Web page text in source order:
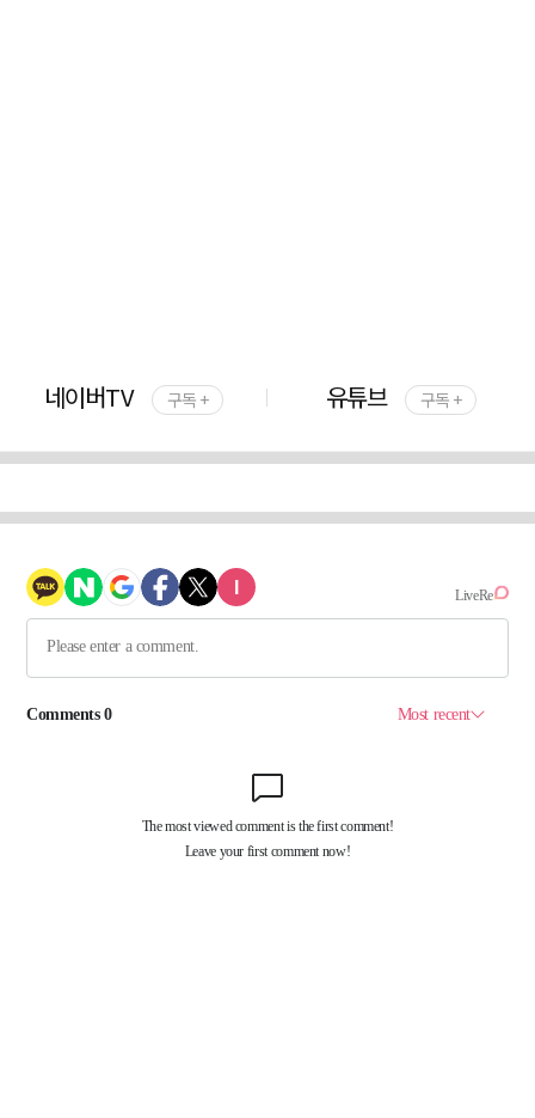
네이버TV 구독 + 유튜브 구독 +